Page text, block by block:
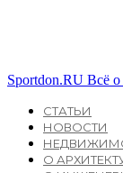
Sportdon.RU Всё о
СТАТЬИ
НОВОСТИ
О